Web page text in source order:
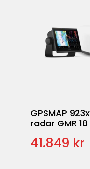
GPSMAP
radar GMR 18
41.849 kr